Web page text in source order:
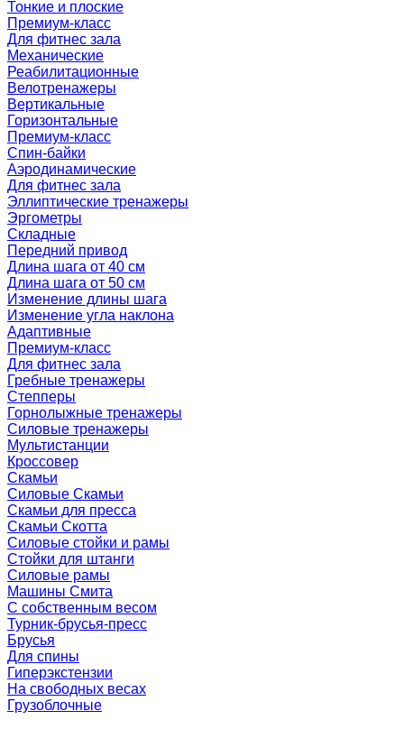
Тонкие и плоские
Премиум-класс
Для фитнес зала
Механические
Реабилитационные
Велотренажеры
Вертикальные
Горизонтальные
Премиум-класс
Спин-байки
Аэродинамические
Для фитнес зала
Эллиптические тренажеры
Эргометры
Складные
Передний привод
Длина шага от 40 см
Длина шага от 50 см
Изменение длины шага
Изменение угла наклона
Адаптивные
Премиум-класс
Для фитнес зала
Гребные тренажеры
Степперы
Горнолыжные тренажеры
Силовые тренажеры
Мультистанции
Кроссовер
Скамьи
Силовые Скамьи
Скамьи для пресса
Скамьи Скотта
Силовые стойки и рамы
Стойки для штанги
Силовые рамы
Машины Смита
C собственным весом
Турник-брусья-пресс
Брусья
Для спины
Гиперэкстензии
На свободных весах
Грузоблочные